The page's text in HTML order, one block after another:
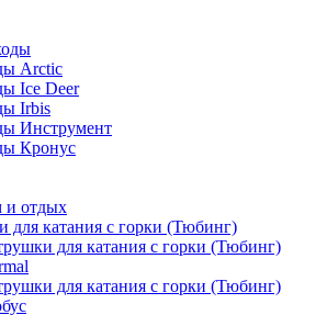
Arctic
Ice Deer
Irbis
Инструмент
Кронус
и отдых
для катания с горки (Тюбинг)
для катания с горки (Тюбинг)
для катания с горки (Тюбинг)